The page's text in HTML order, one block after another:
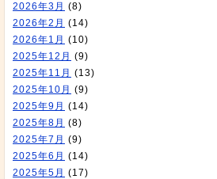
2026年3月 (8)
2026年2月 (14)
2026年1月 (10)
2025年12月 (9)
2025年11月 (13)
2025年10月 (9)
2025年9月 (14)
2025年8月 (8)
2025年7月 (9)
2025年6月 (14)
2025年5月 (17)